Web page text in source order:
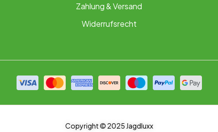
Zahlung & Versand
Widerrufsrecht
Copyright © 2025 Jagdluxx